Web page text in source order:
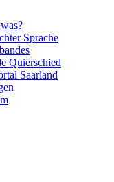
Sprache
Quierschied
Saarland